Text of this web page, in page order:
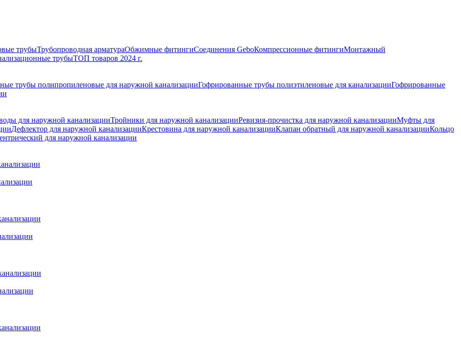
трубыТрубопроводная арматураОбжимные фитингиСоединения GeboКомпрессионные фитингиМонтажный
трубыТОП товаров 2024 г.
трубы полипропиленовые для наружной канализацииГофрированные трубы полиэтиленовые для канализацииГофрированные
для наружной канализацииТройники для наружной канализацииРевизия-прочистка для наружной канализацииМуфты для
Дефлектор для наружной канализацииКрестовина для наружной канализацииКлапан обратный для наружной канализацииКольцо
для наружной канализации